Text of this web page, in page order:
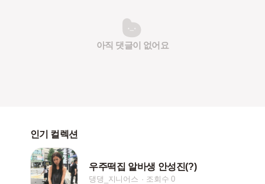
아직 댓글이 없어요
인기 컬렉션
우주떡집 알바생 안성진(?)
댕댕_지니어스 조회수 0